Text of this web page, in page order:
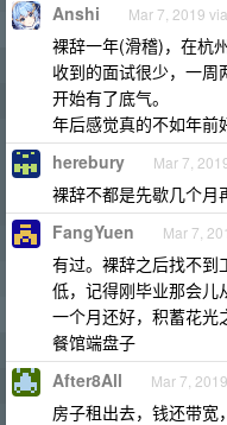
Anshi Mar 7, 2019
裸辞一年(滑稽)，在杭州
收到的面试很少，一
开始有了底气。
年后感觉真的不如年前
herebury Mar 7,
裸辞不都是先歇几个月
FangYuen Mar 7,
有过。裸辞之后找不到
低，记得刚毕业那会儿
一个月还好，积蓄花光
餐馆端盘子
After8All Mar 7, 2019
房子租出去，钱还带宽